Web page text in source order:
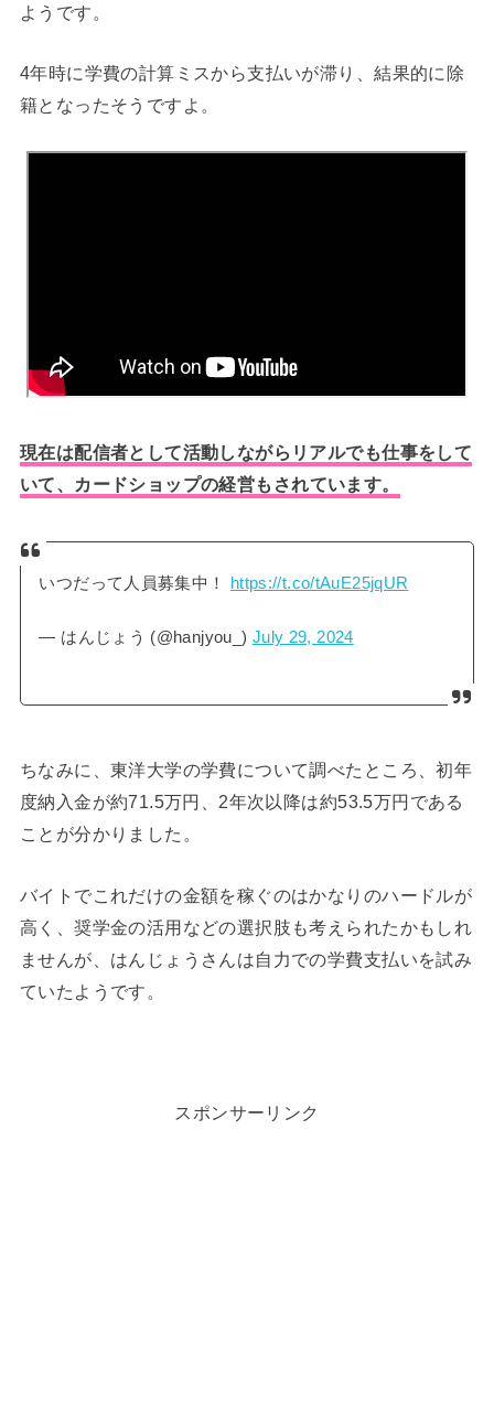
ようです。
4年時に学費の計算ミスから支払いが滞り、結果的に除
籍となったそうですよ。
現在は配信者として活動しながらリアルでも仕事をして
いて、
カードショップの経営もされています。
いつだって人員募集中！ https://t.co/tAuE25jqUR
— はんじょう (@hanjyou_) July 29, 2024
ちなみに、東洋大学の学費について調べたところ、初年
度納入金が約71.5万円、2年次以降は約53.5万円である
ことが分かりました。
バイトでこれだけの金額を稼ぐのはかなりのハードルが
高く、奨学金の活用などの選択肢も考えられたかもしれ
ませんが、はんじょうさんは自力での学費支払いを試み
ていたようです。
スポンサーリンク